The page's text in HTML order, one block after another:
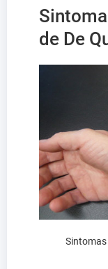
de De
Sintomas